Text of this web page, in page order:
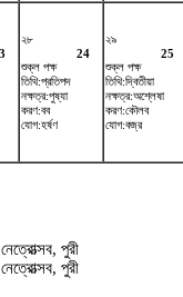
২৮
24
শুক্ল পক্ষ
তিথি:প্রতিপদ
নক্ষত্র:পুষ্যা
করণ:বব
যোগ:হর্ষণ
২৯
25
শুক্ল পক্ষ
তিথি:দ্বিতীয়া
নক্ষত্র:অশ্লেষা
করণ:কৌলব
যোগ:বজ্র
পুরী
পুরী